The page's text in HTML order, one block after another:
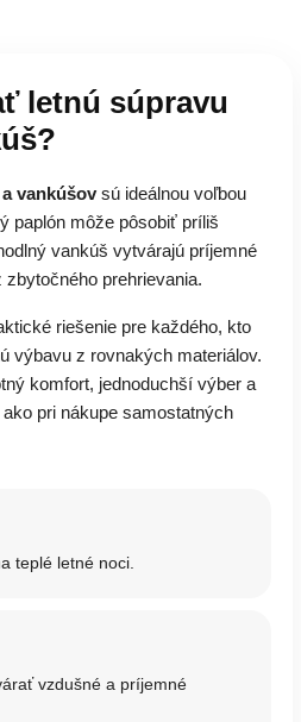
letnú súpravu
vankúšovsú ideálnou voľbou
paplón môže pôsobiť príliš
vankúš vytvárajú príjemné
prehrievania.
riešenie pre každého, kto
výbavu z rovnakých materiálov.
komfort, jednoduchší výber a
pri nákupe samostatných
teplé letné noci.
vzdušné a príjemné